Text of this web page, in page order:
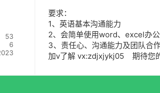
53
6
要求：
1、英语基本沟通能力
2、会简单使用word、excel办
3、责任心、沟通能力及团队合
加v了解 vx:zdjxjykj05 期待您